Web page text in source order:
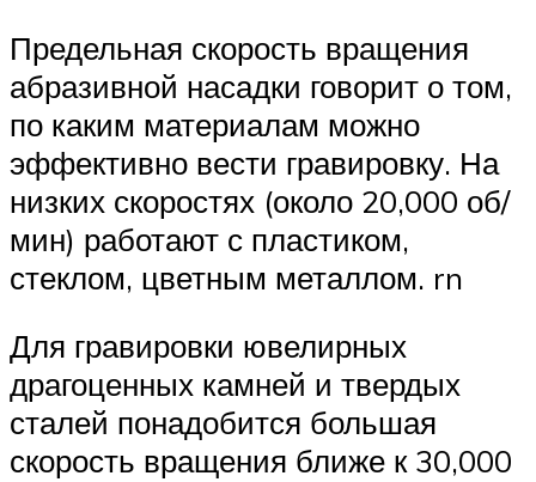
Предельная скорость вращения
абразивной насадки говорит о том,
по каким материалам можно
эффективно вести гравировку. На
низких скоростях (около 20,000 об/
мин) работают с пластиком,
стеклом, цветным металлом. rn
Для гравировки ювелирных
драгоценных камней и твердых
сталей понадобится большая
скорость вращения ближе к 30,000